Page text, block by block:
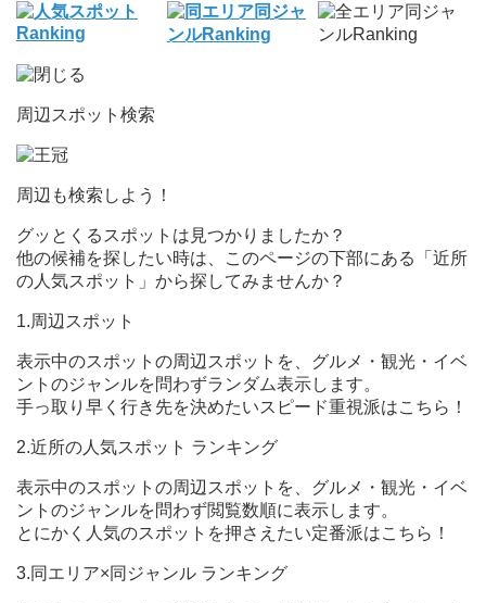
周辺スポット検索
周辺も検索しよう！
グッとくるスポットは見つかりましたか？
他の候補を探したい時は、このページの下部にある「近所
の人気スポット」から探してみませんか？
1.周辺スポット
表示中のスポットの周辺スポットを、グルメ・観光・イベ
ントのジャンルを問わずランダム表示します。
手っ取り早く行き先を決めたいスピード重視派はこちら！
2.近所の人気スポット ランキング
表示中のスポットの周辺スポットを、グルメ・観光・イベ
ントのジャンルを問わず閲覧数順に表示します。
とにかく人気のスポットを押さえたい定番派はこちら！
3.同エリア×同ジャンル ランキング